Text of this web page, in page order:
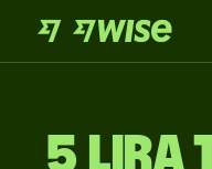
5 lira